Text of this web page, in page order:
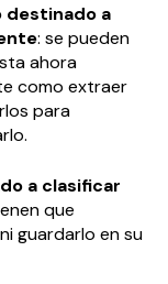
a
: se pueden
ahora
como extraer
para
a clasificar
que
guardarlo en su